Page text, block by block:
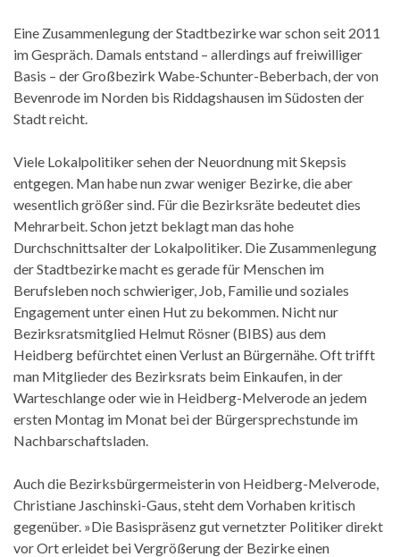
Eine Zusammenlegung der Stadtbezirke war schon seit 2011
im Gespräch. Damals entstand – allerdings auf freiwilliger
Basis – der Großbezirk Wabe-Schunter-Beberbach, der von
Bevenrode im Norden bis Riddagshausen im Südosten der
Stadt reicht.
Viele Lokalpolitiker sehen der Neuordnung mit Skepsis
entgegen. Man habe nun zwar weniger Bezirke, die aber
wesentlich größer sind. Für die Bezirksräte bedeutet dies
Mehrarbeit. Schon jetzt beklagt man das hohe
Durchschnittsalter der Lokalpolitiker. Die Zusammenlegung
der Stadtbezirke macht es gerade für Menschen im
Berufsleben noch schwieriger, Job, Familie und soziales
Engagement unter einen Hut zu bekommen. Nicht nur
Bezirksratsmitglied Helmut Rösner (BIBS) aus dem
Heidberg befürchtet einen Verlust an Bürgernähe. Oft trifft
man Mitglieder des Bezirksrats beim Einkaufen, in der
Warteschlange oder wie in Heidberg-Melverode an jedem
ersten Montag im Monat bei der Bürgersprechstunde im
Nachbarschaftsladen.
Auch die Bezirksbürgermeisterin von Heidberg-Melverode,
Christiane Jaschinski-Gaus, steht dem Vorhaben kritisch
gegenüber. »Die Basispräsenz gut vernetzter Politiker direkt
vor Ort erleidet bei Vergrößerung der Bezirke einen